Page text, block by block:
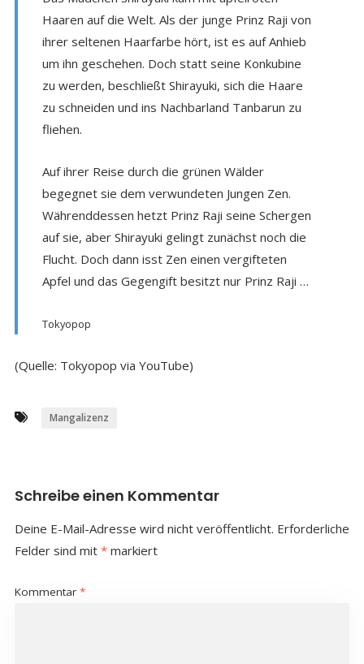
Haaren auf die Welt. Als der junge Prinz Raji von
ihrer seltenen Haarfarbe hört, ist es auf Anhieb
um ihn geschehen. Doch statt seine Konkubine
zu werden, beschließt Shirayuki, sich die Haare
zu schneiden und ins Nachbarland Tanbarun zu
fliehen.
Auf ihrer Reise durch die grünen Wälder
begegnet sie dem verwundeten Jungen Zen.
Währenddessen hetzt Prinz Raji seine Schergen
auf sie, aber Shirayuki gelingt zunächst noch die
Flucht. Doch dann isst Zen einen vergifteten
Apfel und das Gegengift besitzt nur Prinz Raji …
Tokyopop
(Quelle: Tokyopop via YouTube)
Mangalizenz
Schreibe einen Kommentar
Deine E-Mail-Adresse wird nicht veröffentlicht. Erforderliche
Felder sind mit *markiert
Kommentar *